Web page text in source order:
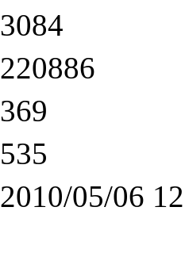
3084
220886
369
535
2010/05/06